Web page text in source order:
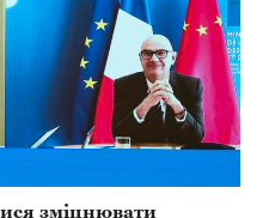
зміцнювати